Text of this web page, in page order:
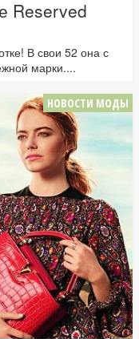
Reserved
В свои 52 она с
марки....
НОВОСТИ МОДЫ